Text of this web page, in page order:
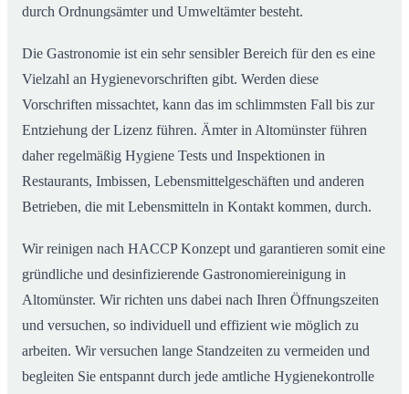
durch Ordnungsämter und Umweltämter besteht.
Die Gastronomie ist ein sehr sensibler Bereich für den es eine
Vielzahl an Hygienevorschriften gibt. Werden diese
Vorschriften missachtet, kann das im schlimmsten Fall bis zur
Entziehung der Lizenz führen. Ämter in Altomünster führen
daher regelmäßig Hygiene Tests und Inspektionen in
Restaurants, Imbissen, Lebensmittelgeschäften und anderen
Betrieben, die mit Lebensmitteln in Kontakt kommen, durch.
Wir reinigen nach HACCP Konzept und garantieren somit eine
gründliche und desinfizierende Gastronomiereinigung in
Altomünster. Wir richten uns dabei nach Ihren Öffnungszeiten
und versuchen, so individuell und effizient wie möglich zu
arbeiten. Wir versuchen lange Standzeiten zu vermeiden und
begleiten Sie entspannt durch jede amtliche Hygienekontrolle